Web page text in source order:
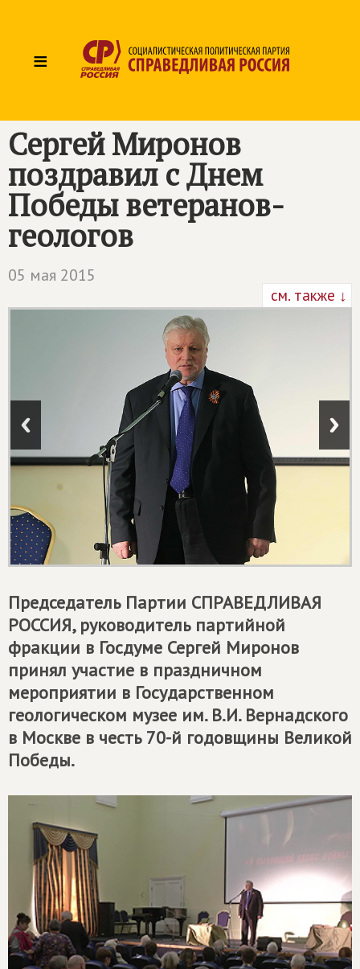
≡
Сергей Миронов
поздравил с Днем
Победы ветеранов-
геологов
05 мая 2015
см. также ↓
Председатель Партии СПРАВЕДЛИВАЯ
РОССИЯ, руководитель партийной
фракции в Госдуме Сергей Миронов
принял участие в праздничном
мероприятии в Государственном
геологическом музее им. В.И. Вернадского
в Москве в честь 70-й годовщины Великой
Победы.